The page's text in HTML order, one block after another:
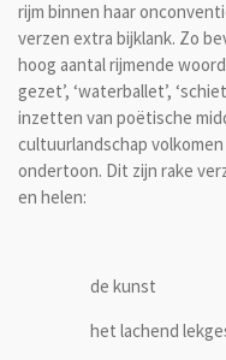
rijm binnen haar
verzen extra bijklank. Zo
hoog aantal rijmende
gezet’, ‘waterballet’,
inzetten van poëtische
cultuurlandschap
ondertoon. Dit zijn rake
en helen:
de kunst
het lachend